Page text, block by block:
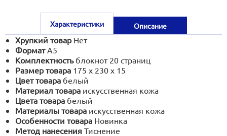
Характеристики Описание
Хрупкий товар Нет
Формат А5
Комплектность блокнот 20 страниц
Размер товара 175 х 230 х 15
Цвет товара белый
Материал товара искусственная кожа
Цвета товара белый
Материалы товара искусственная кожа
Особенности товара Новинка
Метод нанесения Тиснение